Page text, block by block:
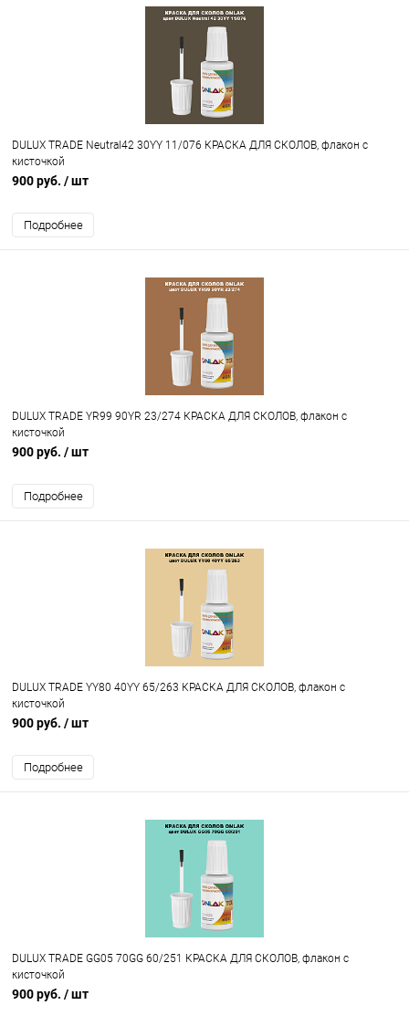
DULUX TRADE Neutral42 30YY 11/076 КРАСКА ДЛЯ СКОЛОВ, флакон с
кисточкой
900 руб. / шт
Подробнее
DULUX TRADE YR99 90YR 23/274 КРАСКА ДЛЯ СКОЛОВ, флакон с
кисточкой
900 руб. / шт
Подробнее
DULUX TRADE YY80 40YY 65/263 КРАСКА ДЛЯ СКОЛОВ, флакон с
кисточкой
900 руб. / шт
Подробнее
DULUX TRADE GG05 70GG 60/251 КРАСКА ДЛЯ СКОЛОВ, флакон с
кисточкой
900 руб. / шт